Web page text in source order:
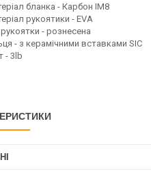
бланка - Карбон IM8
рукоятики - EVA
- рознесена
- з керамічними вставками SIC
- 3lb